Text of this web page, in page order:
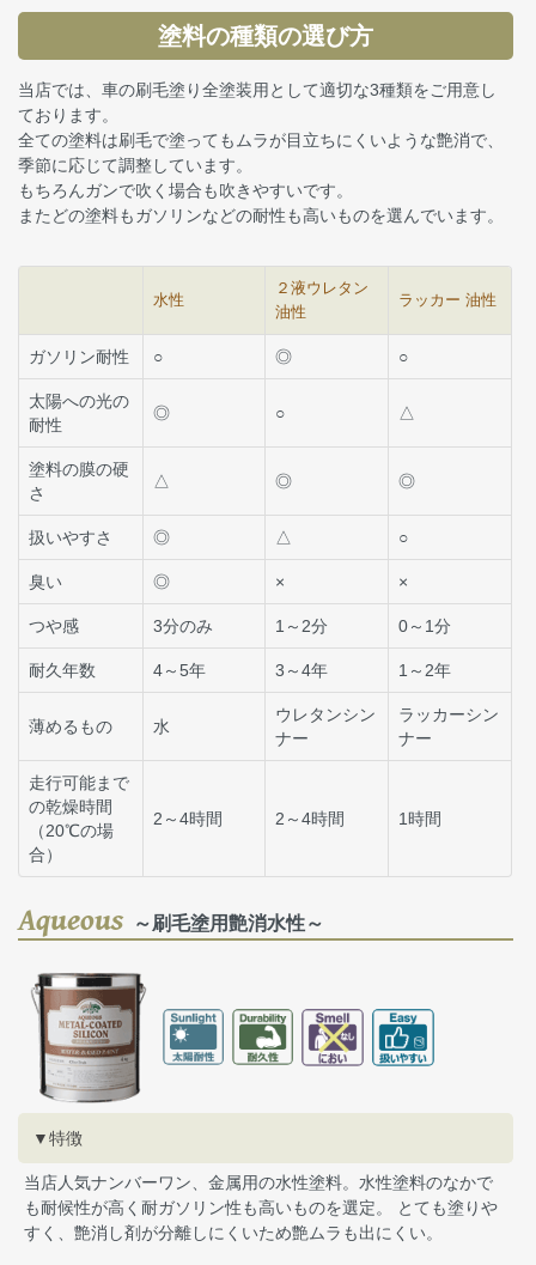
塗料の種類の選び方
当店では、車の刷毛塗り全塗装用として適切な3種類をご用意し
ております。
全ての塗料は刷毛で塗ってもムラが目立ちにくいような艶消で、
季節に応じて調整しています。
もちろんガンで吹く場合も吹きやすいです。
またどの塗料もガソリンなどの耐性も高いものを選んでいます。
水性
２液ウレタン
油性
ラッカー 油性
ガソリン耐性 ○ ◎ ○
太陽への光の
耐性
◎ ○ △
塗料の膜の硬
さ
△ ◎ ◎
扱いやすさ ◎ △ ○
臭い ◎ × ×
つや感 3分のみ 1～2分 0～1分
耐久年数 4～5年 3～4年 1～2年
薄めるもの 水
ウレタンシン
ナー
ラッカーシン
ナー
走行可能まで
の乾燥時間
（20℃の場
合）
2～4時間 2～4時間 1時間
Aqueous ～刷毛塗用艶消水性～
▼特徴
当店人気ナンバーワン、金属用の水性塗料。水性塗料のなかで
も耐候性が高く耐ガソリン性も高いものを選定。 とても塗りや
すく、艶消し剤が分離しにくいため艶ムラも出にくい。